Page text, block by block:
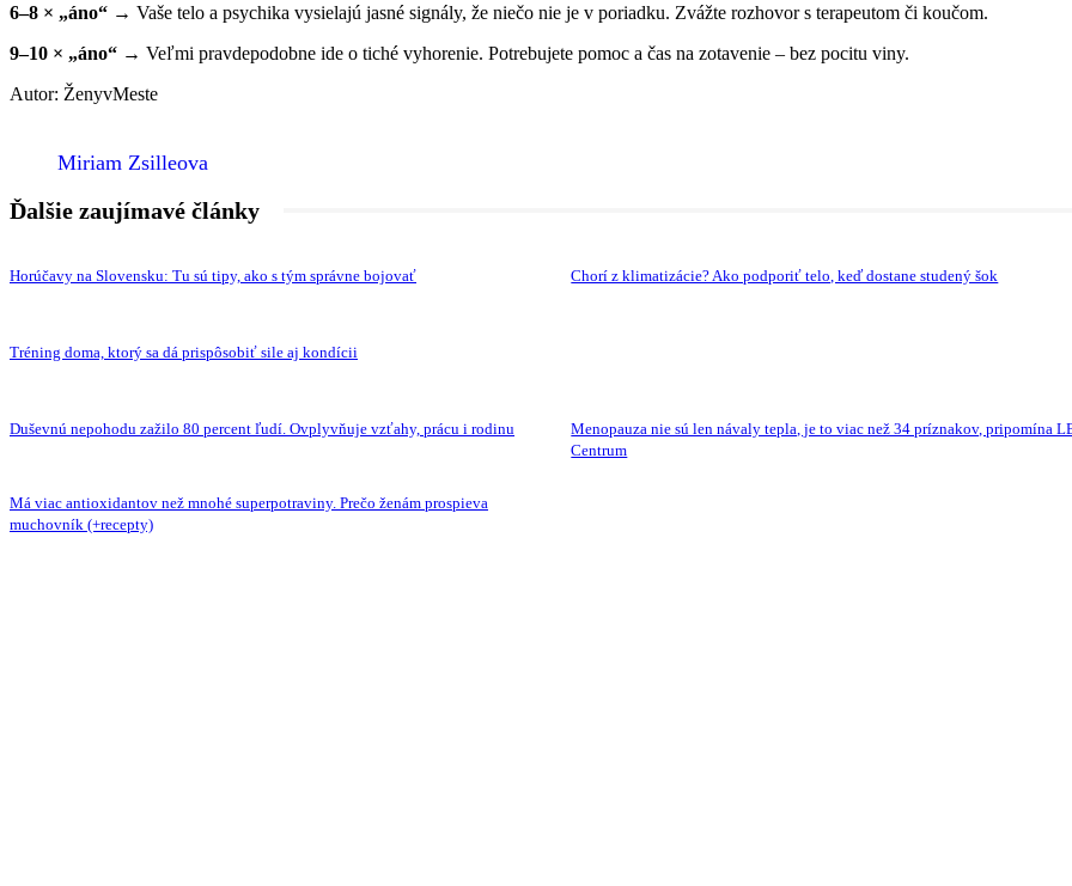
6–8 × „áno“ → Vaše telo a psychika vysielajú jasné signály, že niečo nie je v poriadku. Zvážte rozhovor s terapeutom či koučom.
9–10 × „áno“ → Veľmi pravdepodobne ide o tiché vyhorenie. Potrebujete pomoc a čas na zotavenie – bez pocitu viny.
Autor: ŽenyvMeste
Miriam Zsilleova
Ďalšie zaujímavé články
Horúčavy na Slovensku: Tu sú tipy, ako s tým správne bojovať Chorí z klimatizácie? Ako podporiť telo, keď dostane studený šok
Tréning doma, ktorý sa dá prispôsobiť sile aj kondícii
Duševnú nepohodu zažilo 80 percent ľudí. Ovplyvňuje vzťahy, prácu i rodinu
Menopauza nie sú len návaly tepla, je to viac než 34 príznakov, pripomína
Centrum
Má viac antioxidantov než mnohé superpotraviny. Prečo ženám prospieva
muchovník (+recepty)